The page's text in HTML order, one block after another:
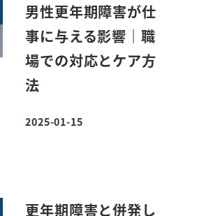
男性更年期障害が仕
事に与える影響｜職
場での対応とケア方
法
投稿日
2025-01-15
更年期障害と併発し